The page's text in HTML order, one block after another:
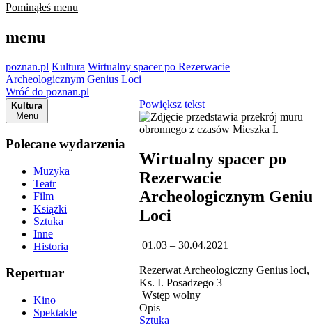
Pominąłeś menu
menu
poznan.pl Kultura Wirtualny spacer po Rezerwacie
Archeologicznym Genius Loci
Wróć do poznan.pl
Kultura
Menu
Polecane wydarzenia
Muzyka
Teatr
Film
Książki
Sztuka
Inne
Historia
Repertuar
Kino
Spektakle
Powiększ tekst
Wirtualny spacer po
Rezerwacie
Archeologicznym
Loci
01.03 – 30.04.2021
Rezerwat Archeologiczny Genius loci,
Ks. I. Posadzego 3
Wstęp wolny
Opis
Sztuka